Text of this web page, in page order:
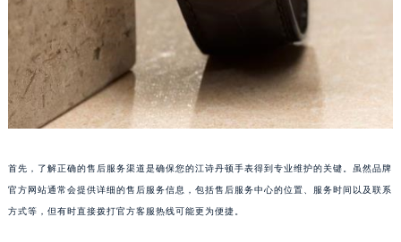
首先，了解正确的售后服务渠道是确保您的江诗丹顿手表得到专业维护的关键。虽然品牌
官方网站通常会提供详细的售后服务信息，包括售后服务中心的位置、服务时间以及联系
方式等，但有时直接拨打官方客服热线可能更为便捷。